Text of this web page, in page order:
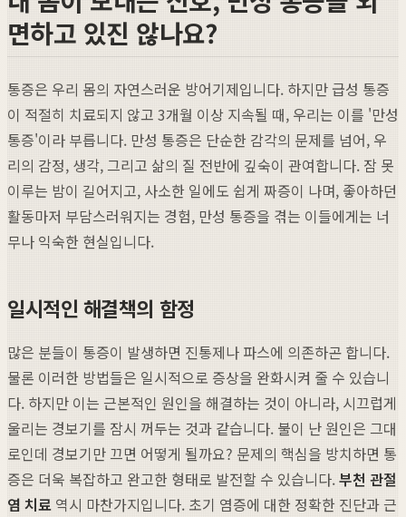
면하고 있진 않나요?
통증은 우리 몸의 자연스러운 방어기제입니다. 하지만 급성 통증
이 적절히 치료되지 않고 3개월 이상 지속될 때, 우리는 이를 '만성
통증'이라 부릅니다. 만성 통증은 단순한 감각의 문제를 넘어, 우
리의 감정, 생각, 그리고 삶의 질 전반에 깊숙이 관여합니다. 잠 못
이루는 밤이 길어지고, 사소한 일에도 쉽게 짜증이 나며, 좋아하던
활동마저 부담스러워지는 경험, 만성 통증을 겪는 이들에게는 너
무나 익숙한 현실입니다.
일시적인 해결책의 함정
많은 분들이 통증이 발생하면 진통제나 파스에 의존하곤 합니다.
물론 이러한 방법들은 일시적으로 증상을 완화시켜 줄 수 있습니
다. 하지만 이는 근본적인 원인을 해결하는 것이 아니라, 시끄럽게
울리는 경보기를 잠시 꺼두는 것과 같습니다. 불이 난 원인은 그대
로인데 경보기만 끄면 어떻게 될까요? 문제의 핵심을 방치하면 통
증은 더욱 복잡하고 완고한 형태로 발전할 수 있습니다.부천 관절
염 치료 역시 마찬가지입니다. 초기 염증에 대한 정확한 진단과 근